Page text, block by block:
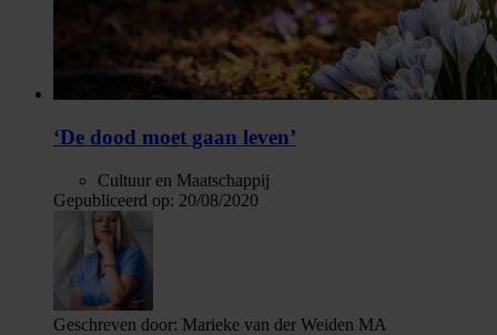
‘De dood moet gaan leven’
Cultuur en Maatschappij
Gepubliceerd op: 20/08/2020
Geschreven door: Marieke van der Weiden MA